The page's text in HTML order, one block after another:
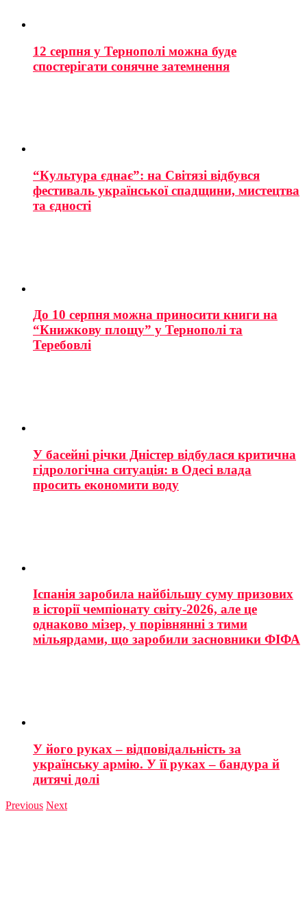
12 серпня у Тернополі можна буде
спостерігати сонячне затемнення
“Культура єднає”: на Світязі відбувся
фестиваль української спадщини, мистецтва
та єдності
До 10 серпня можна приносити книги на
“Книжкову площу” у Тернополі та
Теребовлі
У басейні річки Дністер відбулася критична
гідрологічна ситуація: в Одесі влада
просить економити воду
Іспанія заробила найбільшу суму призових
в історії чемпіонату світу-2026, але це
однаково мізер, у порівнянні з тими
мільярдами, що заробили засновники ФІФА
У його руках – відповідальність за
українську армію. У її руках – бандура й
дитячі долі
Previous Next